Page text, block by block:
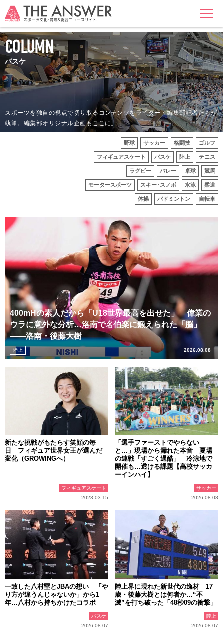
MENU
COLUMN
バスケ
スポーツを独自の視点で切り取るコンテンツをライター・編集部記者たちが
執筆。編集部オリジナル企画もここに。
野球 サッカー 格闘技 ゴルフ
フィギュアスケート バスケ 陸上 テニス
ラグビー バレー 卓球 競馬
モータースポーツ スキー･スノボ 水泳 柔道
体操 バドミントン 自転車
400mHの素人だから「U18世界最高を出せた」 偉業の
ウラに意外な分析…洛南で名伯楽に鍛えられた「脳」
――洛南・後藤大樹
陸上 2026.08.08
新たな挑戦がもたらす笑顔の毎
日 フィギュア世界女王が選んだ
変化（GROWINGへ）
フィギュアスケート
2023.03.15
「選手ファーストでやらない
と…」現場から漏れた本音 夏場
の連戦「すごく過酷」 冷涼地で
開催も…透ける課題【高校サッカ
ーインハイ】
サッカー
2026.08.08
一致した八村塁とJBAの想い 「や
り方が違うんじゃないか」から1
年…八村から持ちかけたコラボ
バスケ
2026.08.07
陸上界に現れた新世代の逸材 17
歳・後藤大樹とは何者か…“不
滅”を打ち破った「48秒09の衝撃」
陸上
2026.08.07